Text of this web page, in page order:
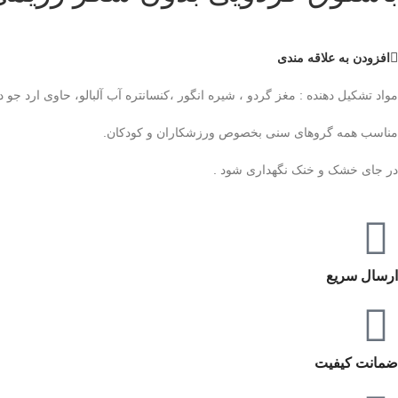
افزودن به علاقه مندی
مواد تشکیل دهنده : مغز گردو ، شیره انگور ،کنسانتره آب آلبالو، حاوی ارد
مناسب همه گروهای سنی بخصوص ورزشکاران و کودکان.
در جای خشک و خنک نگهداری شود .
ارسال سریع
ضمانت کیفیت